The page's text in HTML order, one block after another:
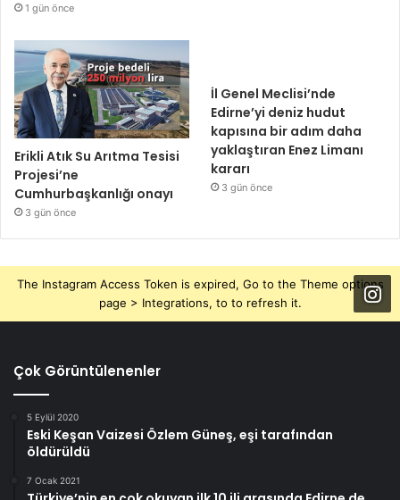
1 gün önce
Erikli Atık Su Arıtma Tesisi
Projesi’ne
Cumhurbaşkanlığı onayı
3 gün önce
İl Genel Meclisi’nde
Edirne’yi deniz hudut
kapısına bir adım daha
yaklaştıran Enez Limanı
kararı
3 gün önce
The Instagram Access Token is expired, Go to the Theme options
page > Integrations, to to refresh it.
Çok Görüntülenenler
5 Eylül 2020
Eski Keşan Vaizesi Özlem Güneş, eşi tarafından
öldürüldü
7 Ocak 2021